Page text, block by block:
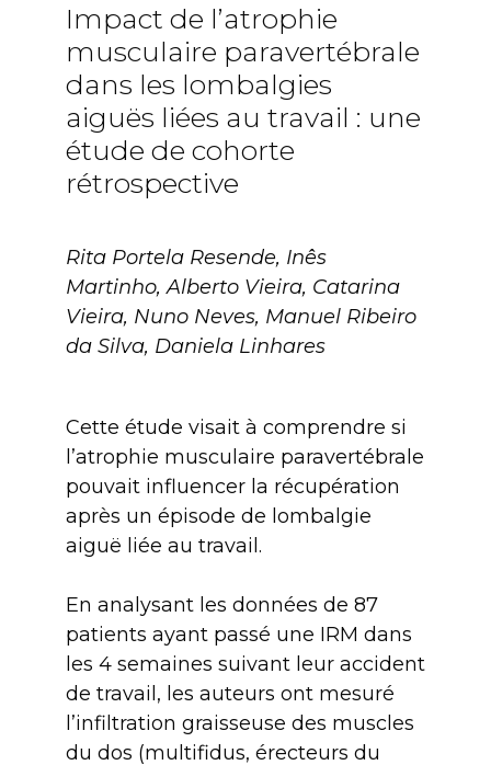
Impact de l’atrophie
musculaire paravertébrale
dans les lombalgies
aiguës liées au travail : une
étude de cohorte
rétrospective
Rita Portela Resende, Inês
Martinho, Alberto Vieira, Catarina
Vieira, Nuno Neves, Manuel Ribeiro
da Silva, Daniela Linhares
Cette étude visait à comprendre si
l’atrophie musculaire paravertébrale
pouvait influencer la récupération
après un épisode de lombalgie
aiguë liée au travail.
En analysant les données de 87
patients ayant passé une IRM dans
les 4 semaines suivant leur accident
de travail, les auteurs ont mesuré
l’infiltration graisseuse des muscles
du dos (multifidus, érecteurs du